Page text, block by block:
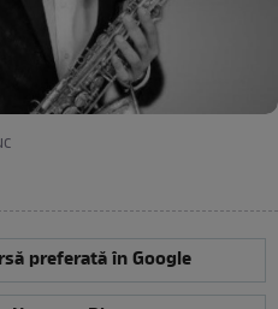
preferată în Google